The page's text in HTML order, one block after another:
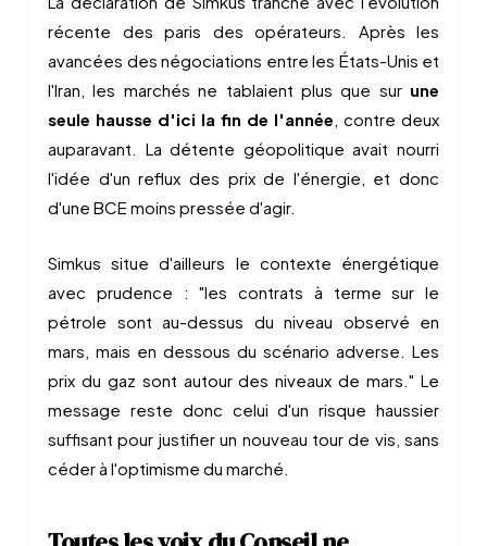
récente des paris des opérateurs. Après les
avancées des négociations entre les États-Unis et
l'Iran, les marchés ne tablaient plus que sur une
seule hausse d'ici la fin de l'année, contre deux
auparavant. La détente géopolitique avait nourri
l'idée d'un reflux des prix de l'énergie, et donc
d'une BCE moins pressée d'agir.
Simkus situe d'ailleurs le contexte énergétique
avec prudence : "les contrats à terme sur le
pétrole sont au-dessus du niveau observé en
mars, mais en dessous du scénario adverse. Les
prix du gaz sont autour des niveaux de mars." Le
message reste donc celui d'un risque haussier
suffisant pour justifier un nouveau tour de vis, sans
céder à l'optimisme du marché.